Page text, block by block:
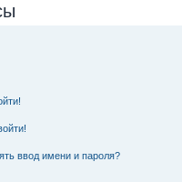
ввод имени и пароля?